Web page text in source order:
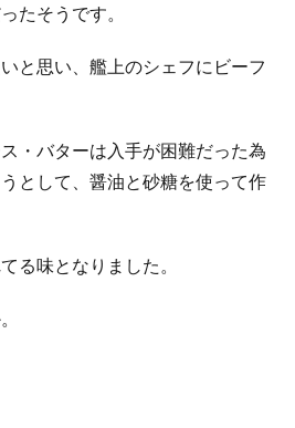
たそうです。
と思い、艦上のシェフにビーフ
・バターは入手が困難だった為
として、醤油と砂糖を使って作
る味となりました。